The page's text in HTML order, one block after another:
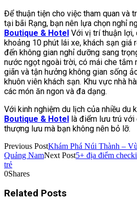
Để thuận tiện cho việc tham quan và
tại bãi Rạng, bạn nên lựa chọn nghỉ
Boutique & Hotel Với vị trí thuận lợi,
khoảng 10 phút lái xe, khách sạn giá
đến không gian nghỉ dưỡng sang
nước ngọt ngoài trời, có mái che tắm
giãn và tận hưởng không gian sống
khuôn viên khách sạn. Khu vực nhà
các món ăn ngon và đa dạng.
Với kinh nghiệm du lịch của nhiều du
Boutique & Hotel là điểm lưu trú
thượng lưu mà bạn không nên bỏ lỡ.
Previous PostKhám Phá Núi Thành –
Quảng NamNext Post5+ địa điểm
trẻ
0Shares
Related Posts